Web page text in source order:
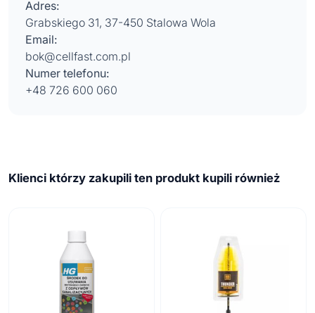
Adres:
Grabskiego 31, 37-450 Stalowa Wola
Email:
bok@cellfast.com.pl
Numer telefonu:
+48 726 600 060
Klienci którzy zakupili ten produkt kupili również